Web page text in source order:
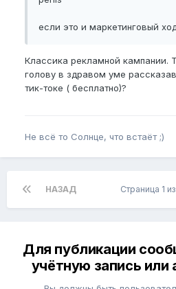
если это и маркетинговый
Классика рекламной кампании.
голову в здравом уме
тик-токе ( бесплатно)?
Не всё то Солнце, что встаёт ;)
НАЗАД Страница 1
Для публикации
учётную запись или